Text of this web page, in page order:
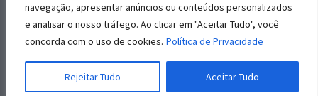
navegação, apresentar anúncios ou conteúdos personalizados
e analisar o nosso tráfego. Ao clicar em "Aceitar Tudo", você
concorda com o uso de cookies. Política de Privacidade
Rejeitar Tudo Aceitar Tudo
Rua Jatai, nº 81
Jardim das Paineiras, Ilha Solteira – SP